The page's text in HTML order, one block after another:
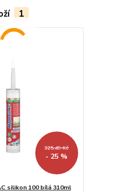
1
325,49 Kč
- 25 %
silikon 100 bílá 310ml